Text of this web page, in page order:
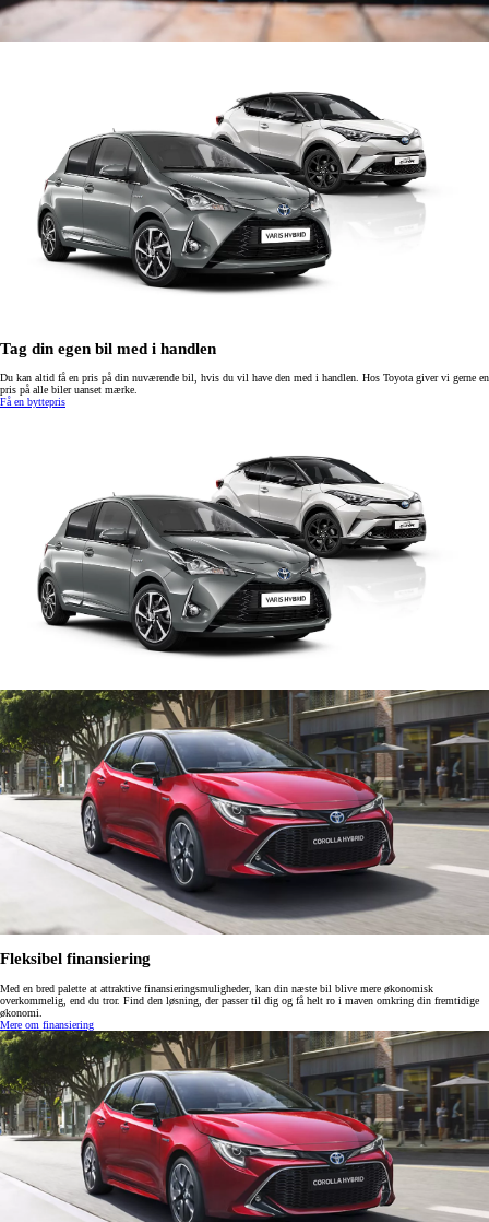
Tag din egen bil med i handlen
Du kan altid få en pris på din nuværende bil, hvis du vil have den med i handlen. Hos Toyota giver vi gerne en
pris på alle biler uanset mærke.
Få en byttepris
Fleksibel finansiering
Med en bred palette at attraktive finansieringsmuligheder, kan din næste bil blive mere økonomisk
overkommelig, end du tror. Find den løsning, der passer til dig og få helt ro i maven omkring din fremtidige
økonomi.
Mere om finansiering